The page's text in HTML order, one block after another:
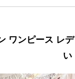
ワンピース レ
い